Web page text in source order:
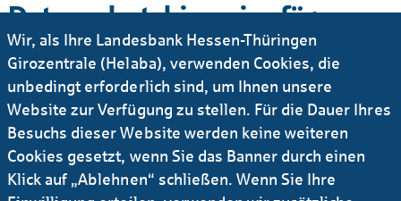
Datenschutzhinweise für
Empfängerinnen und
Empfänger einer betrieblichen
Altersvorsorge
Hiermit informieren wir Sie gemäß Artikel 13, 14 und
21 Datenschutz- Grundverordnung (DSGVO) über die
Wir, als Ihre Landesbank Hessen-Thüringen
Girozentrale (Helaba), verwenden Cookies, die
unbedingt erforderlich sind, um Ihnen unsere
Website zur Verfügung zu stellen. Für die Dauer Ihres
Besuchs dieser Website werden keine weiteren
Cookies gesetzt, wenn Sie das Banner durch einen
Klick auf „Ablehnen“ schließen. Wenn Sie Ihre